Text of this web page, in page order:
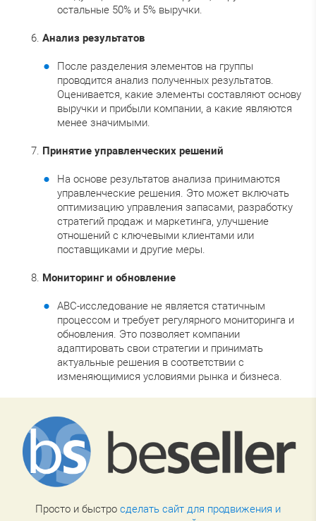
остальные 50% и 5% выручки.
Анализ результатов
После разделения элементов на группы
проводится анализ полученных результатов.
Оценивается, какие элементы составляют основу
выручки и прибыли компании, а какие являются
менее значимыми.
Принятие управленческих решений
На основе результатов анализа принимаются
управленческие решения. Это может включать
оптимизацию управления запасами, разработку
стратегий продаж и маркетинга, улучшение
отношений с ключевыми клиентами или
поставщиками и другие меры.
Мониторинг и обновление
ABC-исследование не является статичным
процессом и требует регулярного мониторинга и
обновления. Это позволяет компании
адаптировать свои стратегии и принимать
актуальные решения в соответствии с
изменяющимися условиями рынка и бизнеса.
Просто и быстро сделать сайт для продвижения и